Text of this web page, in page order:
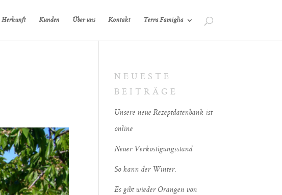
Herkunft Kunden Über uns Kontakt Terra Famiglia
NEUESTE
BEITRÄGE
Unsere neue Rezeptdatenbank ist
online
Neuer Verköstigungsstand
So kann der Winter.
Es gibt wieder Orangen von